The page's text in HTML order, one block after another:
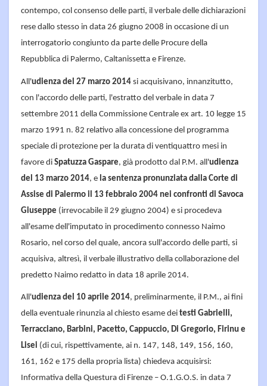
contempo, col consenso delle parti, il verbale delle dichiarazioni
rese dallo stesso in data 26 giugno 2008 in occasione di un
interrogatorio congiunto da parte delle Procure della
Repubblica di Palermo, Caltanissetta e Firenze.
All'udienza del 27 marzo 2014 si acquisivano, innanzitutto,
con l'accordo delle parti, l'estratto del verbale in data 7
settembre 2011 della Commissione Centrale ex art. 10 legge 15
marzo 1991 n. 82 relativo alla concessione del programma
speciale di protezione per la durata di ventiquattro mesi in
favore di Spatuzza Gaspare, già prodotto dal P.M. all'udienza
del 13 marzo 2014, e la sentenza pronunziata dalla Corte di
Assise di Palermo il 13 febbraio 2004 nei confronti di Savoca
Giuseppe (irrevocabile il 29 giugno 2004) e si procedeva
all'esame dell'imputato in procedimento connesso Naimo
Rosario, nel corso del quale, ancora sull'accordo delle parti, si
acquisiva, altresì, il verbale illustrativo della collaborazione del
predetto Naimo redatto in data 18 aprile 2014.
All'udienza del 10 aprile 2014, preliminarmente, il P.M., ai fini
della eventuale rinunzia al chiesto esame dei testi Gabrielli,
Terracciano, Barbini, Pacetto, Cappuccio, Di Gregorio, Firinu e
Lisei (di cui, rispettivamente, ai n. 147, 148, 149, 156, 160,
161, 162 e 175 della propria lista) chiedeva acquisirsi:
Informativa della Questura di Firenze – O.1.G.O.S. in data 7